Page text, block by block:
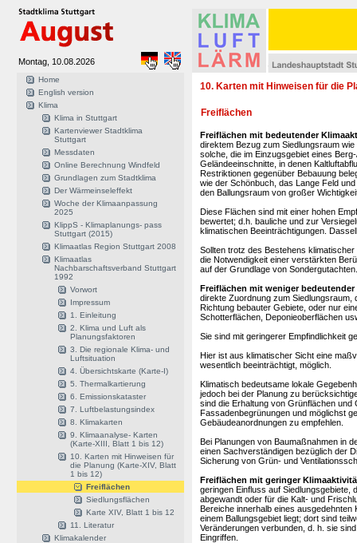
Montag, 10.08.2026
Home
English version
Klima
Klima in Stuttgart
Kartenviewer Stadtklima
Stuttgart
Messdaten
Online Berechnung Windfeld
Grundlagen zum Stadtklima
Der Wärmeinseleffekt
Woche der Klimaanpassung
2025
KlippS - Klimaplanungs- pass
Stuttgart (2015)
Klimaatlas Region Stuttgart 2008
Klimaatlas
Nachbarschaftsverband Stuttgart
1992
Vorwort
Impressum
1. Einleitung
2. Klima und Luft als
Planungsfaktoren
3. Die regionale Klima- und
Luftsituation
4. Übersichtskarte (Karte-I)
5. Thermalkartierung
6. Emissionskataster
7. Luftbelastungsindex
8. Klimakarten
9. Klimaanalyse- Karten
(Karte-XIII, Blatt 1 bis 12)
10. Karten mit Hinweisen für
die Planung (Karte-XIV, Blatt
1 bis 12)
Freiflächen
Siedlungsflächen
Karte XIV, Blatt 1 bis 12
11. Literatur
Klimakalender
10. Karten mit Hinweisen für die
Freiflächen
Freiflächen mit bedeutender
direktem Bezug zum Siedlungsraum
solche, die im Einzugsgebiet eines
Geländeeinschnitte, in denen
Restriktionen gegenüber Bebauung
wie der Schönbuch, das Lange Feld
den Ballungsraum von großer
Diese Flächen sind mit einer hohen
bewertet; d.h. bauliche und zur
klimatischen Beeinträchtigungen.
Sollten trotz des Bestehens
die Notwendigkeit einer verstärkten
auf der Grundlage von Sondergutachten.
Freiflächen mit weniger
direkte Zuordnung zum Siedlungsraum,
Richtung bebauter Gebiete, oder nur
Schotterflächen, Deponieoberflächen
Sie sind mit geringerer Empfindlichkeit
Hier ist aus klimatischer Sicht eine
wesentlich beeinträchtigt, möglich.
Klimatisch bedeutsame lokale
jedoch bei der Planung zu
sind die Erhaltung von Grünflächen
Fassadenbegrünungen und möglichst
Gebäudeanordnungen zu empfehlen.
Bei Planungen von Baumaßnahmen in
einen Sachverständigen bezüglich der
Sicherung von Grün- und
Freiflächen mit geringer
geringen Einfluss auf Siedlungsgebiete,
abgewandt oder für die Kalt- und
Bereiche innerhalb eines ausgedehnten
einem Ballungsgebiet liegt; dort sind
Veränderungen verbunden, d. h. sie
Eingriffen.